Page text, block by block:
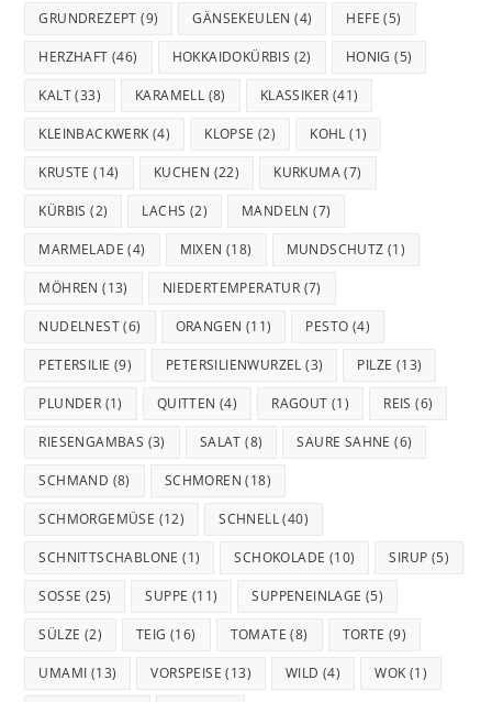
GRUNDREZEPT (9) GÄNSEKEULEN (4) HEFE (5)
HERZHAFT (46) HOKKAIDOKÜRBIS (2) HONIG (5)
KALT(33) KARAMELL (8) KLASSIKER (41)
KLEINBACKWERK (4) KLOPSE (2) KOHL (1)
KRUSTE (14) KUCHEN (22) KURKUMA(7)
KÜRBIS (2) LACHS (2) MANDELN (7)
MARMELADE (4) MIXEN (18) MUNDSCHUTZ (1)
MÖHREN (13) NIEDERTEMPERATUR (7)
NUDELNEST(6) ORANGEN (11) PESTO (4)
PETERSILIE (9) PETERSILIENWURZEL (3) PILZE (13)
PLUNDER (1) QUITTEN (4) RAGOUT (1) REIS (6)
RIESENGAMBAS (3) SALAT (8) SAURE SAHNE (6)
SCHMAND (8) SCHMOREN (18)
SCHMORGEMÜSE (12) SCHNELL(40)
SCHNITTSCHABLONE (1) SCHOKOLADE (10) SIRUP (5)
SOSSE (25) SUPPE (11) SUPPENEINLAGE (5)
SÜLZE (2) TEIG (16) TOMATE (8) TORTE (9)
UMAMI (13) VORSPEISE (13) WILD (4) WOK (1)